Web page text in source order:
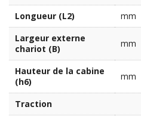
Longueur (L2) mm
Largeur externe
chariot (B)
mm
Hauteur de la cabine
(h6)
mm
Traction